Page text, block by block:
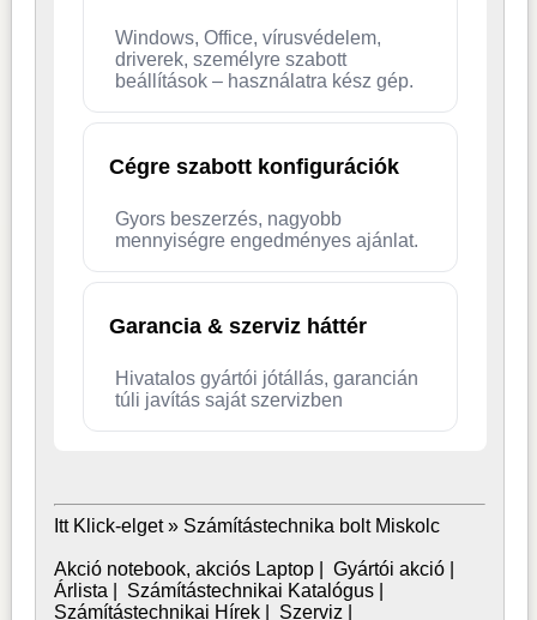
Windows, Office, vírusvédelem,
driverek, személyre szabott
beállítások – használatra kész gép.
Cégre szabott konfigurációk
Gyors beszerzés, nagyobb
mennyiségre engedményes ajánlat.
Garancia & szerviz háttér
Hivatalos gyártói jótállás, garancián
túli javítás saját szervizben
Itt Klick-elget » Számítástechnika bolt Miskolc
Akció notebook, akciós Laptop |Gyártói akció
Árlista
Számítástechnikai Katalógus
Számítástechnikai Hírek
Szerviz